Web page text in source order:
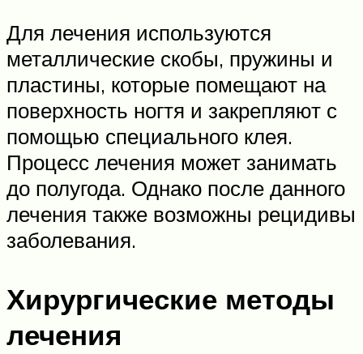
Для лечения используются
металлические скобы, пружины и
пластины, которые помещают на
поверхность ногтя и закрепляют с
помощью специального клея.
Процесс лечения может занимать
до полугода. Однако после данного
лечения также возможны рецидивы
заболевания.
Хирургические методы
лечения